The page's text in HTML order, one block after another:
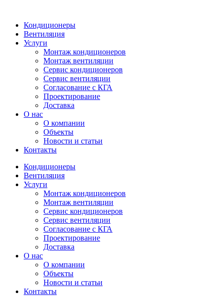
Кондиционеры
Вентиляция
Услуги
Монтаж кондиционеров
Монтаж вентиляции
Сервис кондиционеров
Сервис вентиляции
Согласование с КГА
Проектирование
Доставка
О нас
О компании
Объекты
Новости и статьи
Контакты
Кондиционеры
Вентиляция
Услуги
Монтаж кондиционеров
Монтаж вентиляции
Сервис кондиционеров
Сервис вентиляции
Согласование с КГА
Проектирование
Доставка
О нас
О компании
Объекты
Новости и статьи
Контакты